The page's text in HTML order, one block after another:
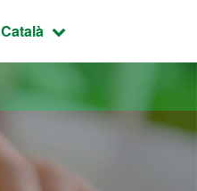
Idioma seleccionat:
Català